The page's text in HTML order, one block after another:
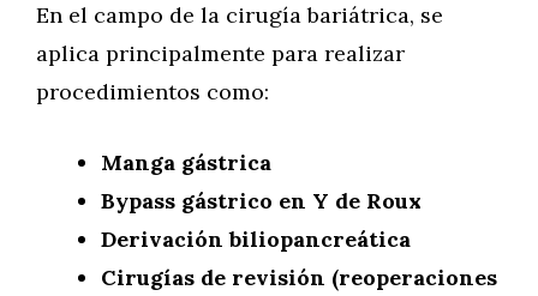
En el campo de la cirugía bariátrica, se
aplica principalmente para realizar
procedimientos como:
Manga gástrica
Bypass gástrico en Y de Roux
Derivación biliopancreática
Cirugías de revisión (reoperaciones